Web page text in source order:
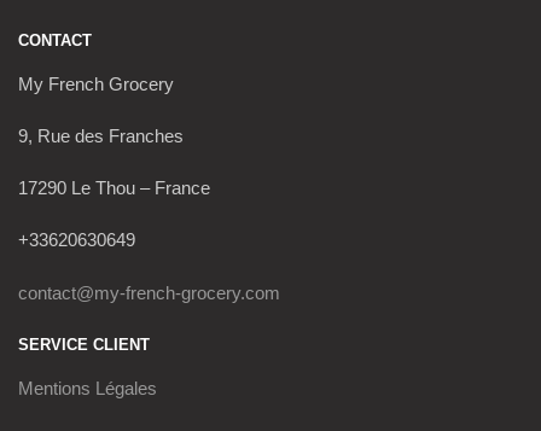
CONTACT
My French Grocery
9, Rue des Franches
17290 Le Thou – France
+33620630649
contact@my-french-grocery.com
SERVICE CLIENT
Mentions Légales